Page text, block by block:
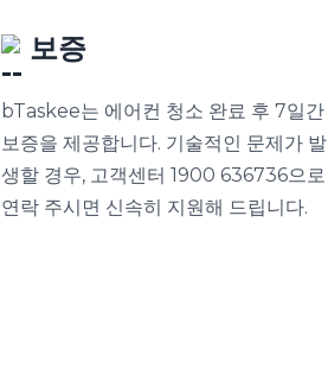
보증
bTaskee는 에어컨 청소 완료 후 7일간
보증을 제공합니다. 기술적인 문제가 발
생할 경우, 고객센터 1900 636736으로
연락 주시면 신속히 지원해 드립니다.